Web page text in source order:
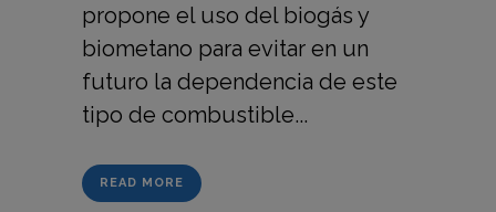
propone el uso del biogás y
biometano para evitar en un
futuro la dependencia de este
tipo de combustible...
READ MORE